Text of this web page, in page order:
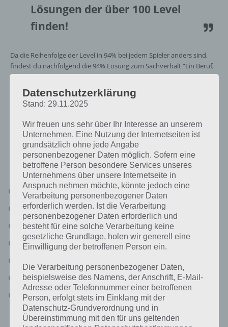
Lösungen der über 100 Level
finden!
Da die Reihenfolge der Level in 94% bei jedem Spieler anders sind,
findest du nachfolgend die 94% Lösung zum Sachverhalt “Ein Beruf,
bei dem man viel schreit”.
Ein Beruf, bei dem man viel schreit:
Lösung für 94%
Nachfolgend findest du alle richtigen Antworten zum Sachverhalt Ein
Beruf, bei dem man viel schreit in der App 94%. Die Lösung ist dabei
nach den Prozent-Werten sortiert. Hier die Antworten:
Lehrer
Trainer
Marktschreier
Arbeiter
Erzieher
Soldat
Schon lustig, dass der Lehrer hier so häufig erwähnt wird.
Datenschutzerklärung
Stand: 29.11.2025
Wir freuen uns sehr über Ihr Interesse an unserem
Unternehmen. Eine Nutzung der Internetseiten ist
grundsätzlich ohne jede Angabe
personenbezogener Daten möglich. Sofern eine
betroffene Person besondere Services unseres
Unternehmens über unsere Internetseite in
Anspruch nehmen möchte, könnte jedoch eine
Verarbeitung personenbezogener Daten
erforderlich werden. Ist die Verarbeitung
personenbezogener Daten erforderlich und
besteht für eine solche Verarbeitung keine
gesetzliche Grundlage, holen wir generell eine
Einwilligung der betroffenen Person ein.
Die Verarbeitung personenbezogener Daten,
beispielsweise des Namens, der Anschrift, E-Mail-
Adresse oder Telefonnummer einer betroffenen
Person, erfolgt stets im Einklang mit der
Datenschutz-Grundverordnung und in
Übereinstimmung mit den für uns geltenden